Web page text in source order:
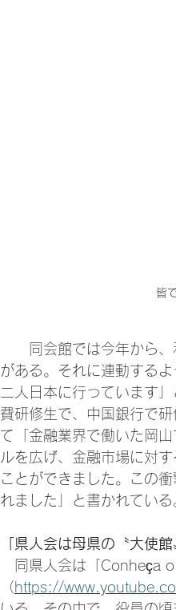
皆
同会館では今年から、
がある。それに連動する
二人日本に行っています
費研修生で、中国銀行で
て「金融業界で働いた岡
ルを広げ、金融市場に対
ことができました。この
れました」と書かれている
「県人会は母県の〝大使
同県人会は「Conheça o
（ https://